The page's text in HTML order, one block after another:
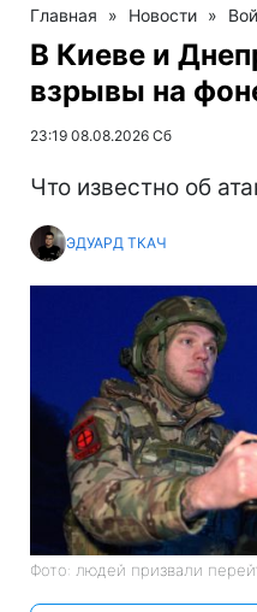
Главная » Новости »
В Киеве и
взрывы на
23:19 08.08.2026 Сб
Что известно об
ЭДУАРД ТКАЧ
Фото: людей призвали